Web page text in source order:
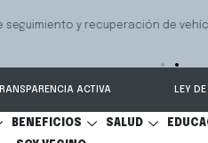
y recuperación de vehículos,
ACTIVA LEY
BENEFICIOS SALUD